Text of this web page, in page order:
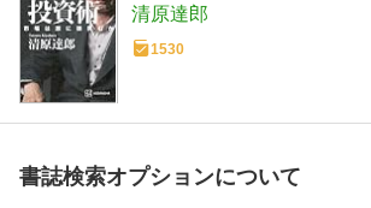
清原達郎
1530
書誌検索オプションについて